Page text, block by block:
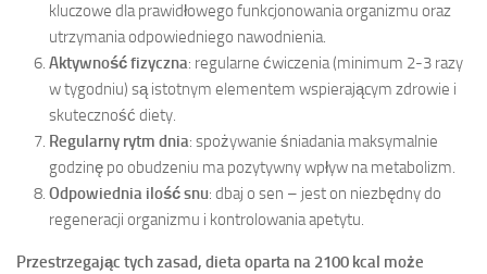
kluczowe dla prawidłowego funkcjonowania organizmu oraz
utrzymania odpowiedniego nawodnienia.
Aktywność fizyczna: regularne ćwiczenia (minimum 2-3 razy
w tygodniu) są istotnym elementem wspierającym zdrowie i
skuteczność diety.
Regularny rytm dnia: spożywanie śniadania maksymalnie
godzinę po obudzeniu ma pozytywny wpływ na metabolizm.
Odpowiednia ilość snu: dbaj o sen – jest on niezbędny do
regeneracji organizmu i kontrolowania apetytu.
Przestrzegając tych zasad, dieta oparta na 2100 kcal może